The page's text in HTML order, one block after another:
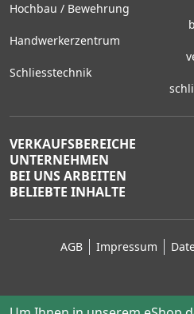
Hochbau / Bewehrung
Handwerkerzentrum
Schliesstechnik
VERKAUFSBEREICHE
UNTERNEHMEN
BEI UNS ARBEITEN
BELIEBTE INHALTE
AGB Impressum